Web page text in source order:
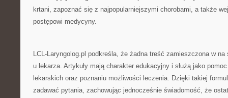
krtani, zapoznać się z najpopularniejszymi chorobami, a także
postępowi medycyny.
LCL-Laryngolog.pl podkreśla, że żadna treść zamieszczona w
u lekarza. Artykuły mają charakter edukacyjny i służą jako
lekarskich oraz poznaniu możliwości leczenia. Dzięki takiej
zadawać pytania, zachowując jednocześnie świadomość, że